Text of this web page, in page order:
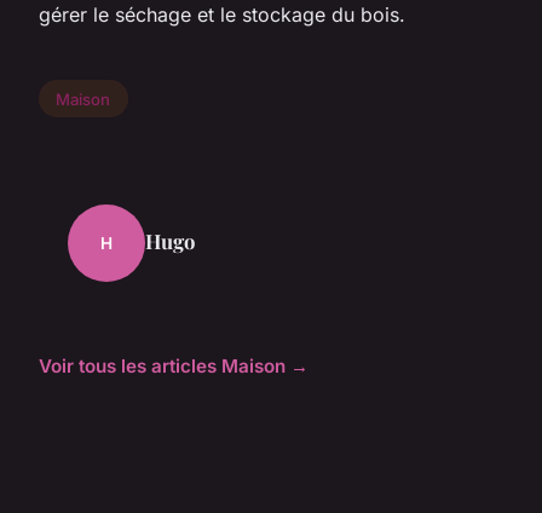
gérer le séchage et le stockage du bois.
Maison
H Hugo
Voir tous les articles Maison →